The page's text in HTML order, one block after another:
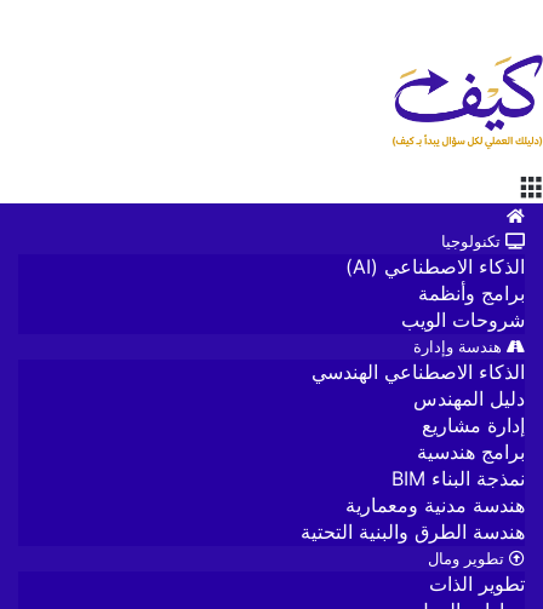
الرئيسية
تكنولوجيا
الذكاء الاصطناعي (AI)
برامج وأنظمة
شروحات الويب
هندسة وإدارة
الذكاء الاصطناعي الهندسي
دليل المهندس
إدارة مشاريع
برامج هندسية
نمذجة البناء BIM
هندسة مدنية ومعمارية
هندسة الطرق والبنية التحتية
تطوير ومال
تطوير الذات